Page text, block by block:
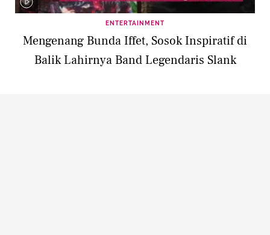
ENTERTAINMENT
Mengenang Bunda Iffet, Sosok Inspiratif di
Balik Lahirnya Band Legendaris Slank